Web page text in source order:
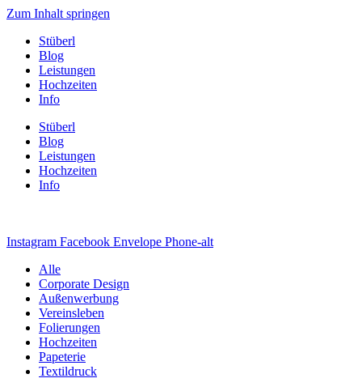
Zum Inhalt springen
Stüberl
Blog
Leistungen
Hochzeiten
Info
Stüberl
Blog
Leistungen
Hochzeiten
Info
Instagram Facebook Envelope Phone-alt
Alle
Corporate Design
Außenwerbung
Vereinsleben
Folierungen
Hochzeiten
Papeterie
Textildruck